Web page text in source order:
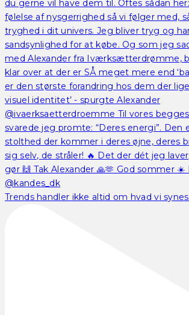
Trends handler ikke altid om hvad vi